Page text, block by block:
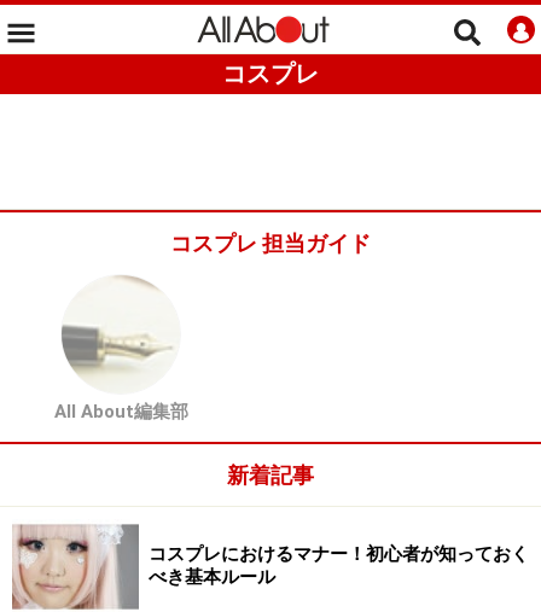
コスプレ
コスプレ 担当ガイド
All About編集部
新着記事
コスプレにおけるマナー！初心者が知っておく
べき基本ルール